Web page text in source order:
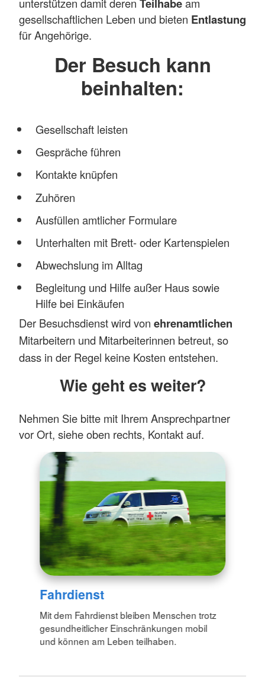
unterstützen damit deren Teilhabeam
gesellschaftlichen Leben und bieten Entlastung
für Angehörige.
Der Besuch kann
beinhalten:
Gesellschaft leisten
Gespräche führen
Kontakte knüpfen
Zuhören
Ausfüllen amtlicher Formulare
Unterhalten mit Brett- oder Kartenspielen
Abwechslung im Alltag
Begleitung und Hilfe außer Haus sowie
Hilfe bei Einkäufen
Der Besuchsdienst wird von ehrenamtlichen
Mitarbeitern und Mitarbeiterinnen betreut, so
dass in der Regel keine Kosten entstehen.
Wie geht es weiter?
Nehmen Sie bitte mit Ihrem Ansprechpartner
vor Ort, siehe oben rechts, Kontakt auf.
Fahrdienst
Mit dem Fahrdienst bleiben Menschen trotz
gesundheitlicher Einschränkungen mobil
und können am Leben teilhaben.